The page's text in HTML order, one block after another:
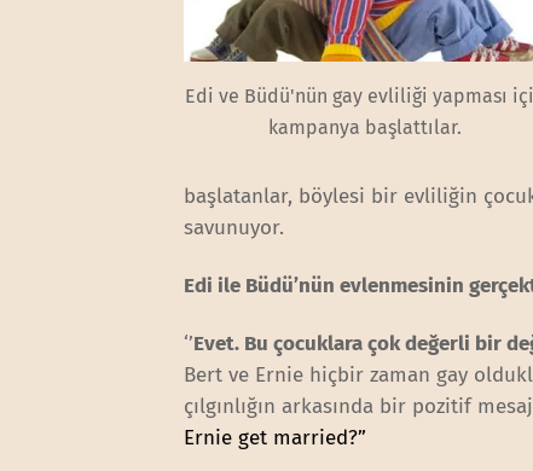
Edi ve Büdü'nün gay evliliği yapması
kampanya başlattılar.
başlatanlar, böylesi bir evliliğin
savunuyor.
Edi ile Büdü’nün evlenmesinin
‘’Evet. Bu çocuklara çok değerli bir
Bert ve Ernie hiçbir zaman gay
çılgınlığın arkasında bir pozitif
Ernie get married?”